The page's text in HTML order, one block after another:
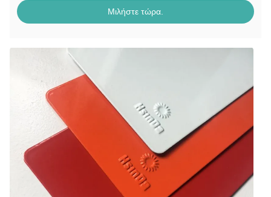
Μιλήστε τώρα.